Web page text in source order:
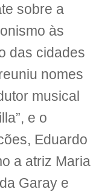
sobre a
às
das cidades
nomes
musical
e o
Eduardo
a atriz Maria
Garay e